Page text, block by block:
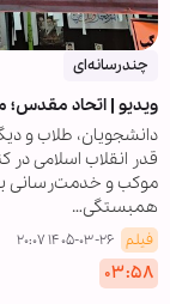
چندرسانه‌ای
ویدیو | اتحاد مقدس؛
دانشجویان، طلاب و
قدر انقلاب اسلامی در
موکب و خدمت‌رسانی
همبستگی…
فیلم ۱۴۰۵-۰۳-۲۶ ۲۰:۰۷
۰۳:۵۸